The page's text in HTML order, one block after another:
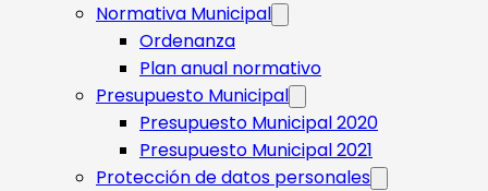
Normativa Municipal
Ordenanza
Plan anual normativo
Presupuesto Municipal
Presupuesto Municipal 2020
Presupuesto Municipal 2021
Protección de datos personales